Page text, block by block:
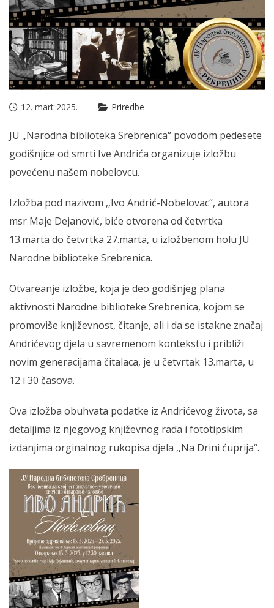
12. mart 2025. Priredbe
JU „Narodna biblioteka Srebrenica“ povodom pedesete
godišnjice od smrti Ive Andrića organizuje izložbu
povećenu našem nobelovcu.
Izložba pod nazivom ‚‚Ivo Andrić-Nobelovac“, autora
msr Maje Dejanović, biće otvorena od četvrtka
13.marta do četvrtka 27.marta, u izložbenom holu JU
Narodne biblioteke Srebrenica.
Otvareanje izložbe, koja je deo godišnjeg plana
aktivnosti Narodne biblioteke Srebrenica, kojom se
promoviše književnost, čitanje, ali i da se istakne značaj
Andrićevog djela u savremenom kontekstu i približi
novim generacijama čitalaca, je u četvrtak 13.marta, u
12 i 30 časova.
Ova izložba obuhvata podatke iz Andrićevog života, sa
detaljima iz njegovog književnog rada i fototipskim
izdanjima orginalnog rukopisa djela ‚‚Na Drini ćuprija“.